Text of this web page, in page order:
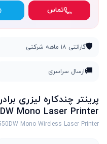
تماس
🛡️گارانتی ۱۸ ماهه شرکتی
🚚ارسال سراسری
Mono Laser Printer
Mono Wireless Laser Printer